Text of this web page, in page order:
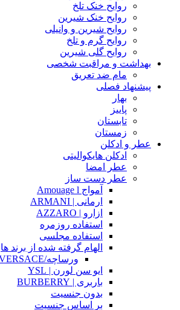
روایح خنک تلخ
روایح خنک شیرین
روایح شیرین و وانیلی
روایح گرم و تلخ
روایح گلی شیرین
بهداشت و مراقبت شخصی
مام ضد تعریق
پیشنهاد فصلی
بهار
پاییز
تابستان
زمستان
عطر و ادکلن
ادکلن هایکوالیتی
عطر امضا
عطر دست ساز
آمواج Amouage l
ارمانی | ARMANI
ازارو | AZZARO
استفاده روزمره
استفاده مجلسی
الهام گرفته شده از برند ها
ورساچه/VERSACE
ایو سن لورن | YSL
باربری | BURBERRY
بدون جنسیت
بر اساس جنسیت